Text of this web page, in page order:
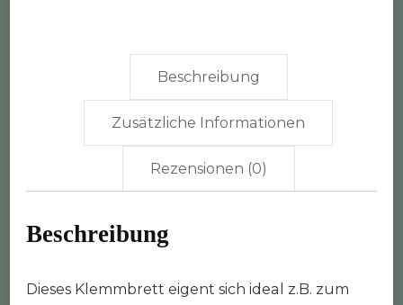
Beschreibung
Zusätzliche Informationen
Rezensionen (0)
Beschreibung
Dieses Klemmbrett eigent sich ideal z.B. zum